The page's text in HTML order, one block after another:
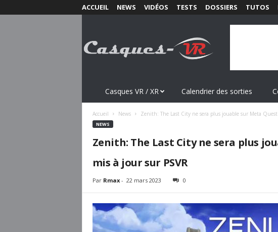
ACCUEIL NEWS VIDÉOS TESTS DOSSIERS TUTOS
s
Casques VR / XR Calendrier des sorties
Accueil News Zenith: The Last City ne sera plus jouable sur Meta
NEWS
Zenith: The Last City ne sera plus
mis à jour sur PSVR
Par Rmax- 22 mars 2023 0